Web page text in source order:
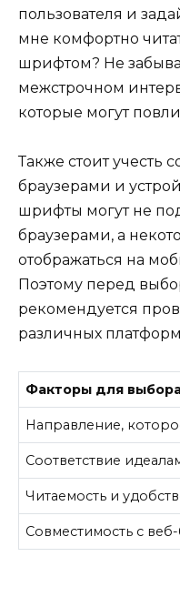
пользователя и
мне комфортно
шрифтом? Не
межстрочном
которые могут
Также стоит учесть
браузерами и
шрифты могут не
браузерами, а
отображаться на
Поэтому перед
рекомендуется
различных
Факторы для
Направление,
Соответствие
Читаемость и
Совместимость с